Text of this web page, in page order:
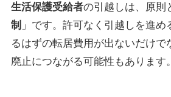
生活保護受給者の引越しは、原則
制 」です。許可なく引越しを進
るはずの転居費用が出ないだけで
廃止につながる可能性もあります。